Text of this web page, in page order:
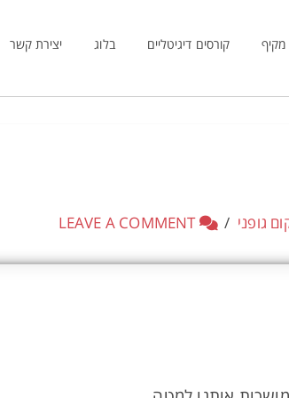
מקיף קורסים דיגיטליים בלוג יצירת קשר
גופני LEAVE A COMMENT